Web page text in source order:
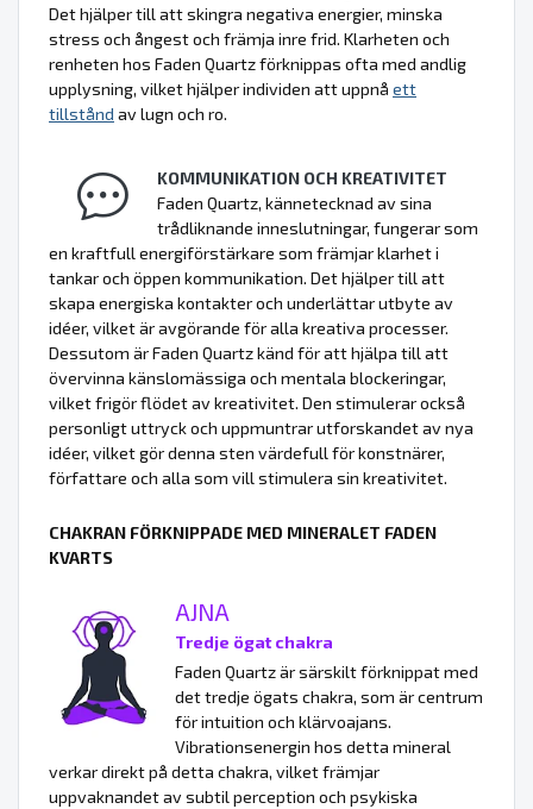
Det hjälper till att skingra negativa energier, minska
stress och ångest och främja inre frid. Klarheten och
renheten hos Faden Quartz förknippas ofta med andlig
upplysning, vilket hjälper individen att uppnå ett
tillstånd av lugn och ro.
KOMMUNIKATION OCH KREATIVITET
Faden Quartz, kännetecknad av sina
trådliknande inneslutningar, fungerar som
en kraftfull energiförstärkare som främjar klarhet i
tankar och öppen kommunikation. Det hjälper till att
skapa energiska kontakter och underlättar utbyte av
idéer, vilket är avgörande för alla kreativa processer.
Dessutom är Faden Quartz känd för att hjälpa till att
övervinna känslomässiga och mentala blockeringar,
vilket frigör flödet av kreativitet. Den stimulerar också
personligt uttryck och uppmuntrar utforskandet av nya
idéer, vilket gör denna sten värdefull för konstnärer,
författare och alla som vill stimulera sin kreativitet.
CHAKRAN FÖRKNIPPADE MED MINERALET FADEN
KVARTS
AJNA
Tredje ögat chakra
Faden Quartz är särskilt förknippat med
det tredje ögats chakra, som är centrum
för intuition och klärvoajans.
Vibrationsenergin hos detta mineral
verkar direkt på detta chakra, vilket främjar
uppvaknandet av subtil perception och psykiska